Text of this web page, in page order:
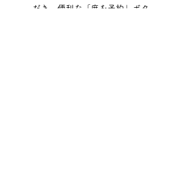
だき、便利な「席を予約」ボタ